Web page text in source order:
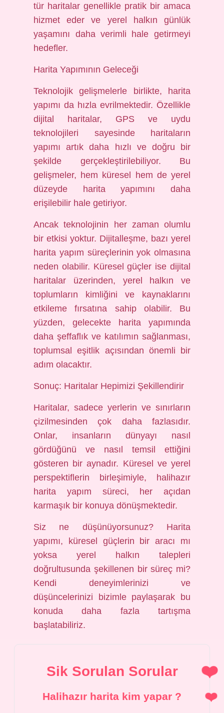
tür haritalar genellikle pratik bir amaca
hizmet eder ve yerel halkın günlük
yaşamını daha verimli hale getirmeyi
hedefler.
Harita Yapımının Geleceği
Teknolojik gelişmelerle birlikte, harita
yapımı da hızla evrilmektedir. Özellikle
dijital haritalar, GPS ve uydu
teknolojileri sayesinde haritaların
yapımı artık daha hızlı ve doğru bir
şekilde gerçekleştirilebiliyor. Bu
gelişmeler, hem küresel hem de yerel
düzeyde harita yapımını daha
erişilebilir hale getiriyor.
Ancak teknolojinin her zaman olumlu
bir etkisi yoktur. Dijitalleşme, bazı yerel
harita yapım süreçlerinin yok olmasına
neden olabilir. Küresel güçler ise dijital
haritalar üzerinden, yerel halkın ve
toplumların kimliğini ve kaynaklarını
etkileme fırsatına sahip olabilir. Bu
yüzden, gelecekte harita yapımında
daha şeffaflık ve katılımın sağlanması,
toplumsal eşitlik açısından önemli bir
adım olacaktır.
Sonuç: Haritalar Hepimizi Şekillendirir
Haritalar, sadece yerlerin ve sınırların
çizilmesinden çok daha fazlasıdır.
Onlar, insanların dünyayı nasıl
gördüğünü ve nasıl temsil ettiğini
gösteren bir aynadır. Küresel ve yerel
perspektiflerin birleşimiyle, halihazır
harita yapım süreci, her açıdan
karmaşık bir konuya dönüşmektedir.
Siz ne düşünüyorsunuz? Harita
yapımı, küresel güçlerin bir aracı mı
yoksa yerel halkın talepleri
doğrultusunda şekillenen bir süreç mi?
Kendi deneyimlerinizi ve
düşüncelerinizi bizimle paylaşarak bu
konuda daha fazla tartışma
başlatabiliriz.
Sik Sorulan Sorular
Halihazır harita kim yapar ?